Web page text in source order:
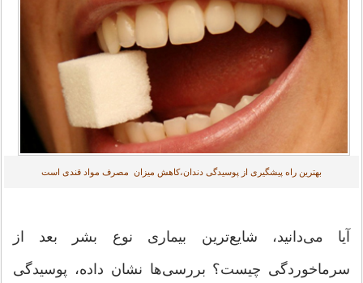
بهترین راه پیشگیری از پوسیدگی دندان،کاهش میزان مصرف مواد قندی است
آیا می‌دانید، شایع‌ترین بیماری نوع بشر بعد از
سرماخوردگی چیست؟ بررسی‌ها نشان داده، پوسیدگی